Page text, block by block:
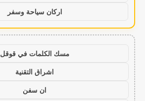
اركان سياحة وسفر
مسك الكلمات في قوقل
اشراق التقنية
ان سفن